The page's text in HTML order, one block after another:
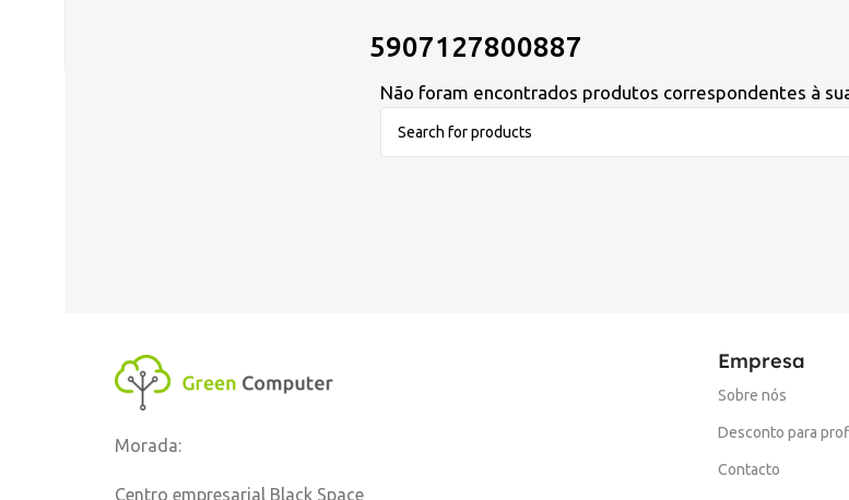
5907127800887
Não foram encontrados produtos correspondentes à
Morada:
Centro empresarial Black Space
Empresa
Sobre nós
Desconto para
Contacto